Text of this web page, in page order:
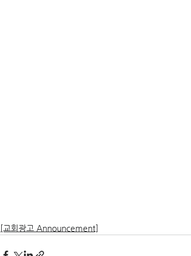
[교회광고 Announcement]